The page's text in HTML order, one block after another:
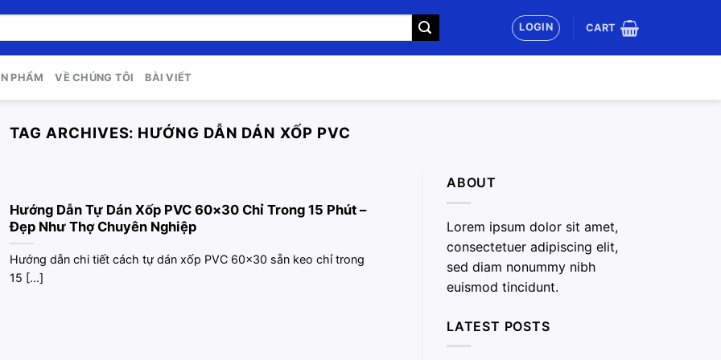
LOGIN CART
PHẨM VỀ CHÚNG TÔI BÀI VIẾT
TAG ARCHIVES: HƯỚNG DẪN DÁN XỐP PVC
Hướng Dẫn Tự Dán Xốp PVC 60×30 Chỉ Trong 15 Phút –
Đẹp Như Thợ Chuyên Nghiệp
Hướng dẫn chi tiết cách tự dán xốp PVC 60×30 sẵn keo chỉ trong
15 [...]
ABOUT
Lorem ipsum dolor sit amet,
consectetuer adipiscing elit,
sed diam nonummy nibh
euismod tincidunt.
LATEST POSTS